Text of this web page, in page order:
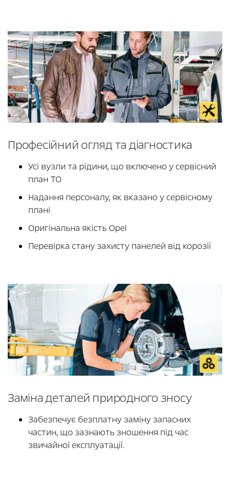
Професійний огляд та діагностика
Усі вузли та рідини, що включено у сервісний
план ТО
Надання персоналу, як вказано у сервісному
плані
Оригінальна якість Opel
Перевірка стану захисту панелей від корозії
Заміна деталей природного зносу
Забезпечує безплатну заміну запасних
частин, що зазнають зношення під час
звичайної експлуатації.